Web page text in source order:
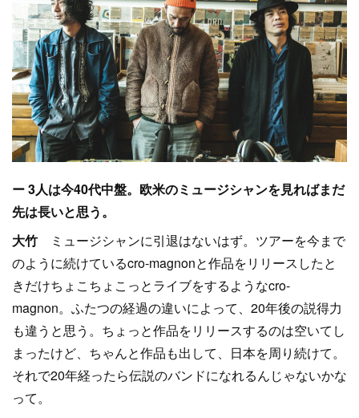
ー 3人は今40代中盤。欧米のミュージシャンを見ればまだ
先は長いと思う。
大竹 ミュージシャンに引退はないはず。ツアーを今まで
のように続けているcro-magnonと作品をリリースしたと
きだけちょこちょこっとライブをするようなcro-
magnon。ふたつの経過の違いによって、20年後の説得力
も違うと思う。ちょっと作品をリリースするのは空いてし
まったけど、ちゃんと作品も出して、日本を周り続けて。
それで20年経ったら伝説のバンドになれるんじゃないかな
って。